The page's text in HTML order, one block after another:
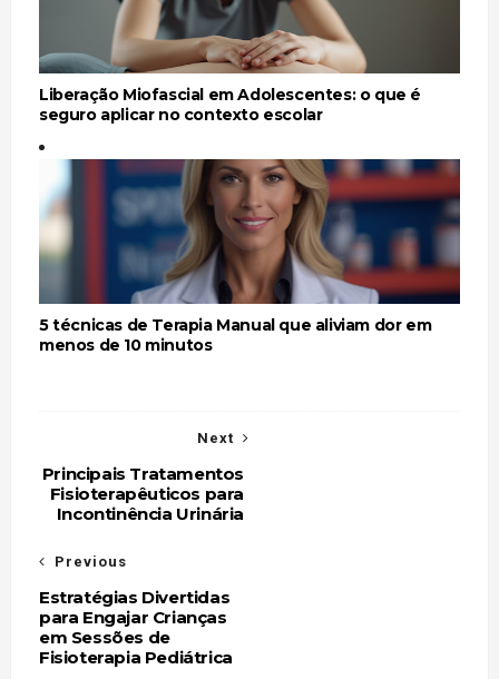
Liberação Miofascial em Adolescentes: o que é
seguro aplicar no contexto escolar
5 técnicas de Terapia Manual que aliviam dor em
menos de 10 minutos
Next
Principais Tratamentos
Fisioterapêuticos para
Incontinência Urinária
Previous
Estratégias Divertidas
para Engajar Crianças
em Sessões de
Fisioterapia Pediátrica